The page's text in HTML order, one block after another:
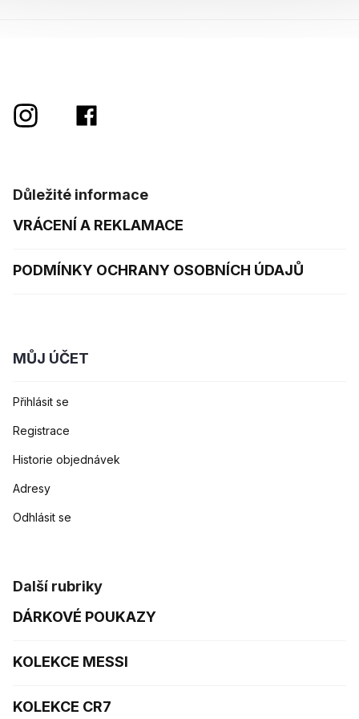
Důležité informace
VRÁCENÍ A REKLAMACE
PODMÍNKY OCHRANY OSOBNÍCH ÚDAJŮ
MŮJ ÚČET
Přihlásit se
Registrace
Historie objednávek
Adresy
Odhlásit se
Další rubriky
DÁRKOVÉ POUKAZY
KOLEKCE MESSI
KOLEKCE CR7